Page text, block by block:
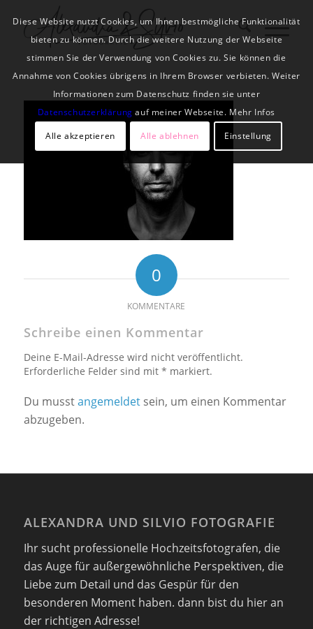
0
KOMMENTARE
Schreibe einen Kommentar
Deine E-Mail-Adresse wird nicht veröffentlicht.
Erforderliche Felder sind mit * markiert.
Du musstangemeldetsein, um einen Kommentar
abzugeben.
ALEXANDRA UND SILVIO FOTOGRAFIE
Ihr sucht professionelle Hochzeitsfotografen, die
das Auge für außergewöhnliche Perspektiven, die
Liebe zum Detail und das Gespür für den
besonderen Moment haben. dann bist du hier an
der richtigen Adresse!
Diese Website nutzt Cookies, um Ihnen bestmögliche Funktionalität
bieten zu können. Durch die weitere Nutzung der Webseite
stimmen Sie der Verwendung von Cookies zu. Sie können die
Annahme von Cookies übrigens in Ihrem Browser verbieten. Weiter
Informationen zum Datenschutz finden sie unter
Datenschutzerklärung auf meiner Webseite. Mehr Infos
Alle akzeptieren Alle ablehnen Einstellung